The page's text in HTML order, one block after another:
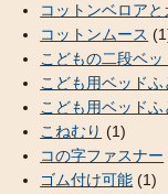
コットンベロアと
コットンムース
こどもの二段ベッ
こども用ベッドふ
こども用ベッドふ
こねむり (1)
コの字ファスナー
ゴム付け可能 (1)